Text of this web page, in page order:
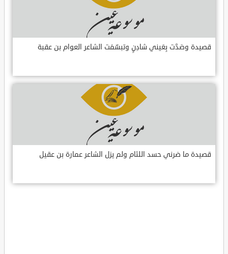
قصيدة وصَدَّت بِعَيني شادِنٍ وتبسّمَت الشاعر العوام بن عقبة
قصيدة ما ضرني حسد اللئام ولم يزل الشاعر عمارة بن عقيل